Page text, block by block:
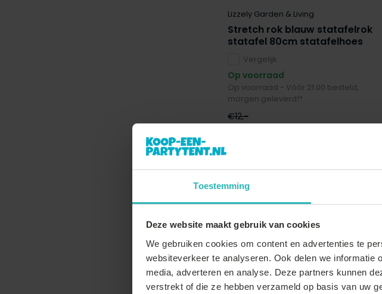
Toestemming
Deze website maakt gebruik van cookies
We gebruiken cookies om content en advertenties te
websiteverkeer te analyseren. Ook delen we
media, adverteren en analyse. Deze partners kunnen
verstrekt of die ze hebben verzameld op basis van uw
gegalvaniseerd staal + PE(2)
gegalvaniseerd staal + PVC(3)
Lizzely Garden & Living
Stretch rok blauw statafelrok
statafel 80cm statafelhoes
Vergelijk
Op voorraad
Op voorraad - Vóór 21:00 besteld,
morgen geleverd!*
€12,-
sale